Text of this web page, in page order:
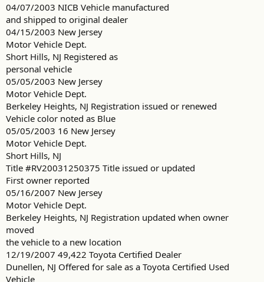
04/07/2003 NICB Vehicle manufactured
and shipped to original dealer
04/15/2003 New Jersey
Motor Vehicle Dept.
Short Hills, NJ Registered as
personal vehicle
05/05/2003 New Jersey
Motor Vehicle Dept.
Berkeley Heights, NJ Registration issued or renewed
Vehicle color noted as Blue
05/05/2003 16 New Jersey
Motor Vehicle Dept.
Short Hills, NJ
Title #RV20031250375 Title issued or updated
First owner reported
05/16/2007 New Jersey
Motor Vehicle Dept.
Berkeley Heights, NJ Registration updated when owner
moved
the vehicle to a new location
12/19/2007 49,422 Toyota Certified Dealer
Dunellen, NJ Offered for sale as a Toyota Certified Used
Vehicle